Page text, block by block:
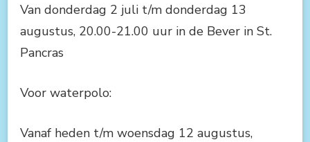
Van donderdag 2 juli t/m donderdag 13
augustus, 20.00-21.00 uur in de Bever in St.
Pancras
Voor waterpolo:
Vanaf heden t/m woensdag 12 augustus,